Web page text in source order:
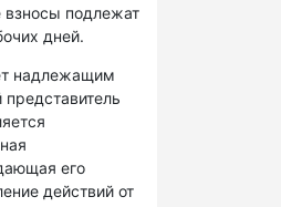
взносы подлежат
дней.
надлежащим
его
действий от